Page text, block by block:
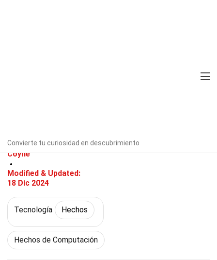
Convierte tu curiosidad en descubrimiento
31 Hechos Sobre Computación
Escrito Por:Enid
Coyne
Modified & Updated:
18 Dic 2024
editoriales
Tecnología Hechos
Hechos de Computación